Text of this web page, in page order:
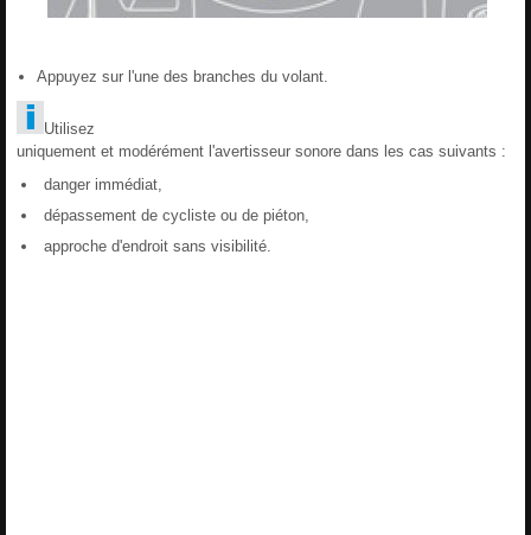
Appuyez sur l'une des branches du volant.
Utilisez
uniquement et modérément l'avertisseur sonore dans les cas suivants :
danger immédiat,
dépassement de cycliste ou de piéton,
approche d'endroit sans visibilité.